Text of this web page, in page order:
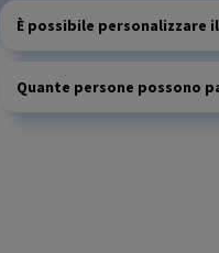
È possibile personalizzare
Quante persone possono